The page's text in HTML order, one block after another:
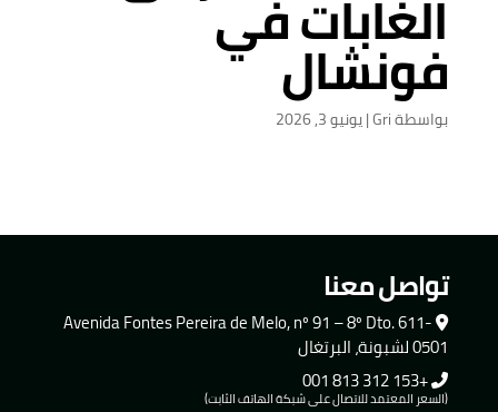
الغابات في
فونشال
بواسطةGri
|يونيو 3, 2026
تواصل معنا
Avenida Fontes Pereira de Melo, nº 91 – 8º Dto. 611-
0501 لشبونة، البرتغال
+153 312 813 001
(السعر المعتمد للاتصال على شبكة الهاتف الثابت)